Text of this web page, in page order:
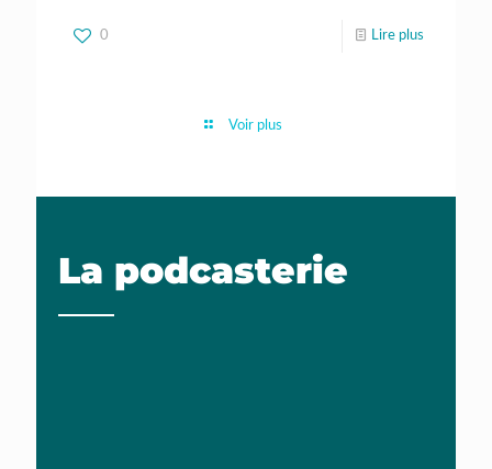
0 Lire plus
Voir plus
La podcasterie